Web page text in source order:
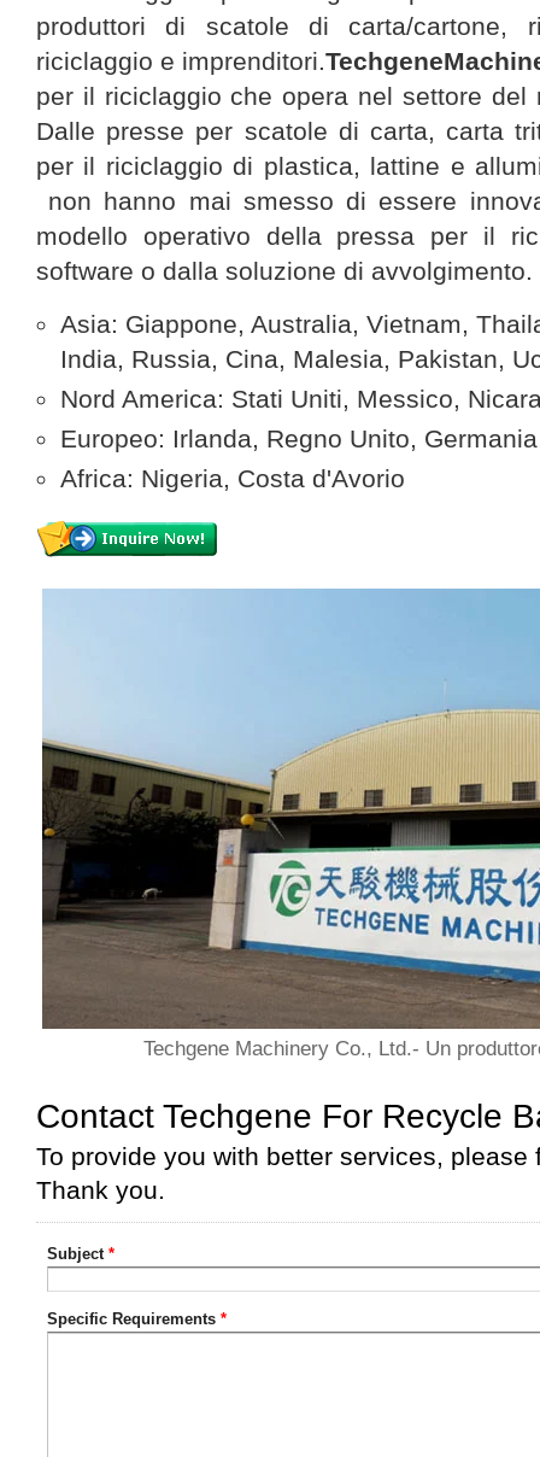
produttori di scatole di carta/cartone,
riciclaggio e imprenditori.
per il riciclaggio che opera nel settore
Dalle presse per scatole di carta, carta
per il riciclaggio di plastica, lattine e
non hanno mai smesso di essere
modello operativo della pressa per il
software o dalla soluzione di avvolgimento.
Asia: Giappone, Australia, Vietnam,
India, Russia, Cina, Malesia, Pakistan,
Nord America: Stati Uniti, Messico,
Europeo: Irlanda, Regno Unito,
Africa: Nigeria, Costa d'Avorio
Techgene Machinery Co., Ltd.- Un